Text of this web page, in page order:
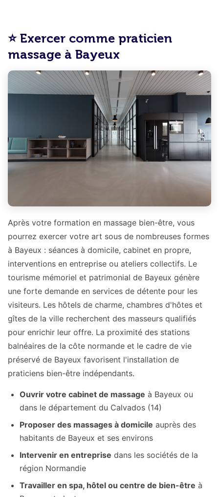
⭐ Exercer comme praticien
massage à Bayeux
Après votre formation en massage bien-être, vous
pourrez exercer votre art sous de nombreuses formes
à Bayeux : séances à domicile, cabinet en propre,
interventions en entreprise ou ateliers collectifs. Le
tourisme mémoriel et patrimonial de Bayeux génère
une forte demande en services de détente pour les
visiteurs. Les hôtels de charme, chambres d'hôtes et
gîtes de la ville recherchent des masseurs qualifiés
pour enrichir leur offre. La proximité des stations
balnéaires de la côte normande et le cadre de vie
préservé de Bayeux favorisent l'installation de
praticiens bien-être indépendants.
Ouvrir votre cabinet de massage à Bayeux ou
dans le département du Calvados (14)
Proposer des massages à domicile auprès des
habitants de Bayeux et ses environs
Intervenir en entreprise dans les sociétés de la
région Normandie
Travailler en spa, hôtel ou centre de bien-être à